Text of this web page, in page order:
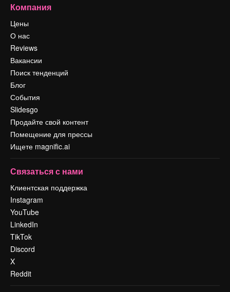
Компания
Цены
О нас
Reviews
Вакансии
Поиск тенденций
Блог
События
Slidesgo
Продайте свой контент
Помещение для прессы
Ищете magnific.ai
Связаться с нами
Клиентская поддержка
Instagram
YouTube
LinkedIn
TikTok
Discord
X
Reddit